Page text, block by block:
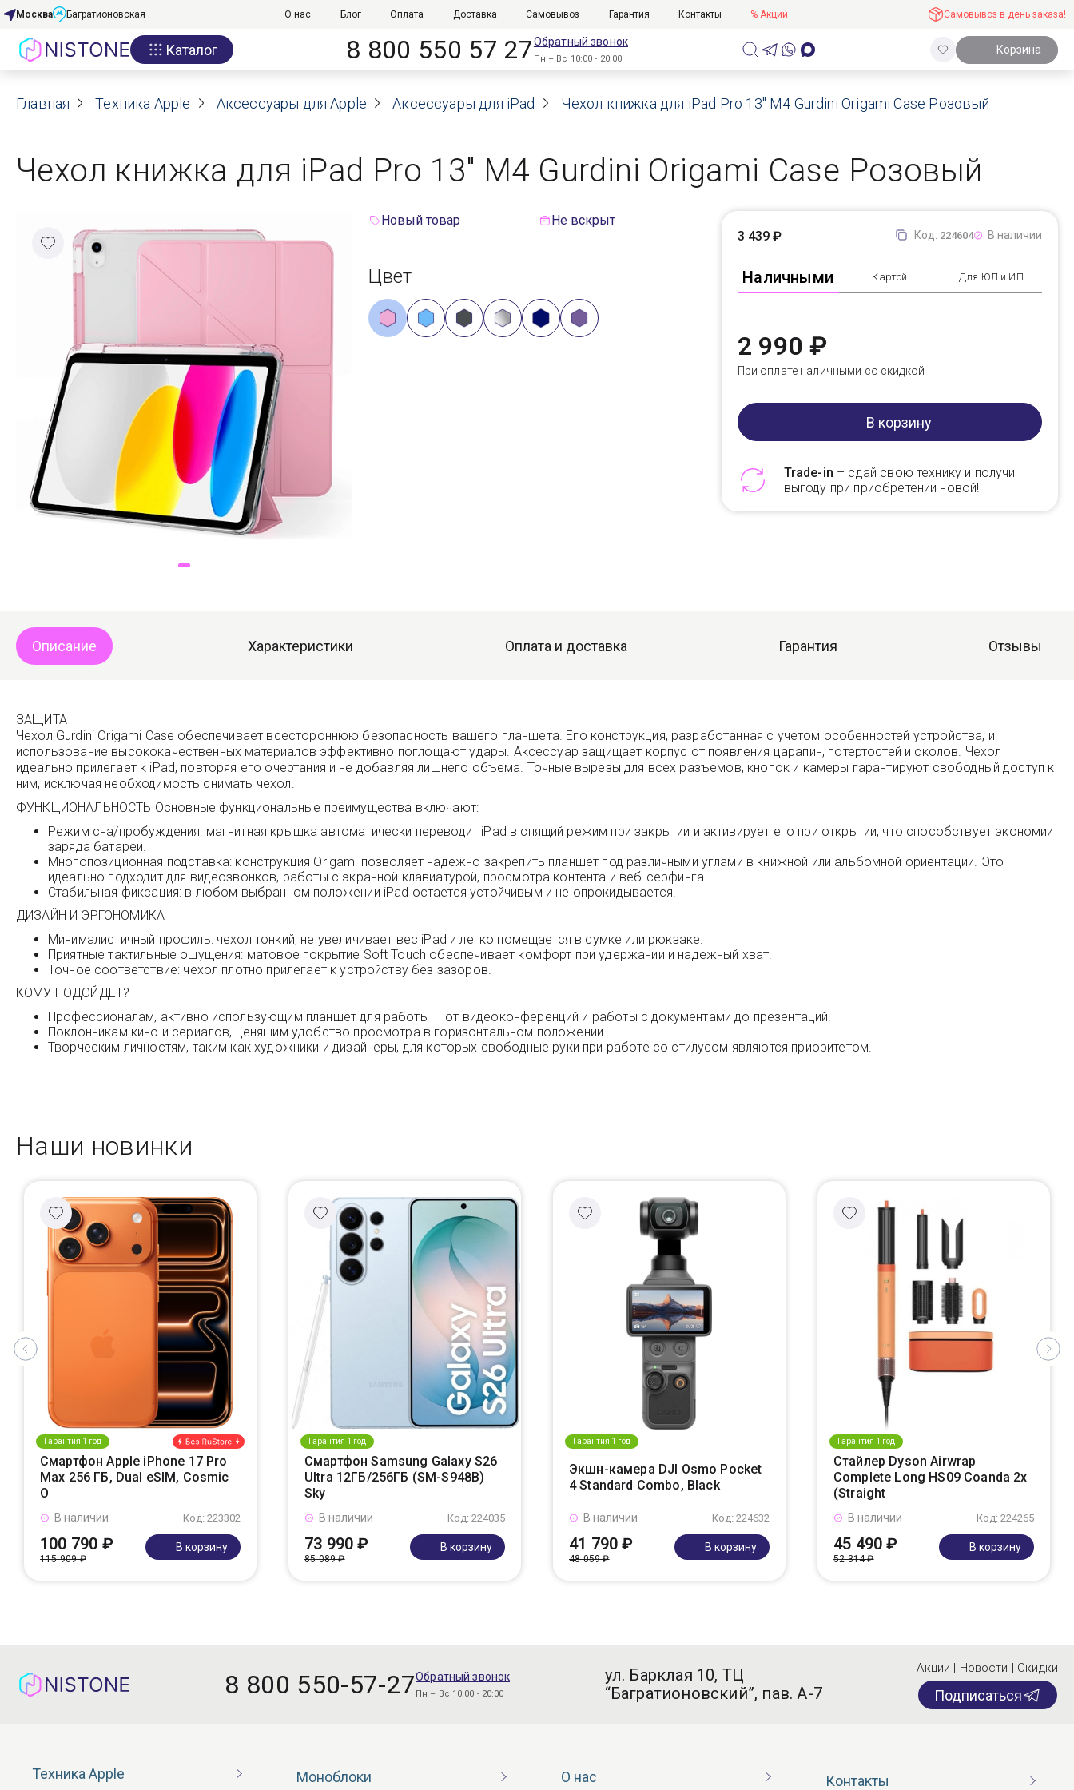
Акции
О нас
Реквизиты
Контакты
Оплата
Доставка
Самовывоз
Trade-In
Москва Багратионовская О нас Блог Оплата Доставка Самовывоз Гарантия Контакты % Акции Самовывоз в день заказа!
Каталог 8 800 550 57 27Обратный звонок
Пн – Вс 10:00 - 20:00
Корзина
Главная Техника Apple Аксессуары для Apple Аксессуары для iPad Чехол книжка для iPad Pro 13" M4 Gurdini Origami Case Розовый
Чехол книжка для iPad Pro 13" M4 Gurdini Origami Case Розовый
Новый товар Не вскрыт
Цвет
Код: 224604 В наличии
Наличными Картой Для ЮЛ и ИП
3 439 ₽
2 990 ₽
При оплате наличными со скидкой
В корзину
Trade-in – сдай свою технику и получи
выгоду при приобретении новой!
Описание Характеристики Оплата и доставка Гарантия Отзывы
ЗАЩИТА
Чехол Gurdini Origami Case обеспечивает всестороннюю безопасность вашего планшета. Его конструкция, разработанная с учетом особенностей устройства, и
использование высококачественных материалов эффективно поглощают удары. Аксессуар защищает корпус от появления царапин, потертостей и сколов. Чехол
идеально прилегает к iPad, повторяя его очертания и не добавляя лишнего объема. Точные вырезы для всех разъемов, кнопок и камеры гарантируют свободный доступ к
ним, исключая необходимость снимать чехол.
ФУНКЦИОНАЛЬНОСТЬ Основные функциональные преимущества включают:
Режим сна/пробуждения: магнитная крышка автоматически переводит iPad в спящий режим при закрытии и активирует его при открытии, что способствует экономии
заряда батареи.
Многопозиционная подставка: конструкция Origami позволяет надежно закрепить планшет под различными углами в книжной или альбомной ориентации. Это
идеально подходит для видеозвонков, работы с экранной клавиатурой, просмотра контента и веб-серфинга.
Стабильная фиксация: в любом выбранном положении iPad остается устойчивым и не опрокидывается.
ДИЗАЙН И ЭРГОНОМИКА
Минималистичный профиль: чехол тонкий, не увеличивает вес iPad и легко помещается в сумке или рюкзаке.
Приятные тактильные ощущения: матовое покрытие Soft Touch обеспечивает комфорт при удержании и надежный хват.
Точное соответствие: чехол плотно прилегает к устройству без зазоров.
КОМУ ПОДОЙДЕТ?
Профессионалам, активно использующим планшет для работы — от видеоконференций и работы с документами до презентаций.
Поклонникам кино и сериалов, ценящим удобство просмотра в горизонтальном положении.
Творческим личностям, таким как художники и дизайнеры, для которых свободные руки при работе со стилусом являются приоритетом.
Наши новинки
Гарантия 1 год
Смартфон Apple iPhone 17 Pro
Max 256 ГБ, Dual eSIM, Cosmic
O
Код: 223302
В наличии
100 790 ₽
115 909 ₽
В корзину
Гарантия 1 год
Смартфон Samsung Galaxy S26
Ultra 12ГБ/256ГБ (SM-S948B)
Sky
Код: 224035
В наличии
73 990 ₽
85 089 ₽
В корзину
Гарантия 1 год
Экшн-камера DJI Osmo Pocket
4 Standard Combo, Black
Код: 224632
В наличии
41 790 ₽
48 059 ₽
В корзину
Гарантия 1 год
Стайлер Dyson Airwrap
Complete Long HS09 Coanda 2x
(Straight
Код: 224265
В наличии
45 490 ₽
52 314 ₽
В корзину
8 800 550-57-27Обратный звонок
Пн – Вс 10:00 - 20:00
ул. Барклая 10, ТЦ
“Багратионовский”, пав. А-7
Акции | Новости | Скидки
Подписаться
Техника Apple Моноблоки О нас Контакты